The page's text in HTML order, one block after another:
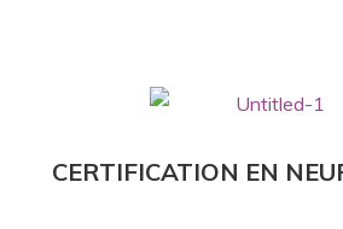
CERTIFICATION EN